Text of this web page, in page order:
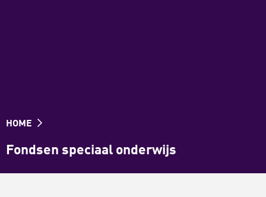
HOME
Fondsen speciaal onderwijs